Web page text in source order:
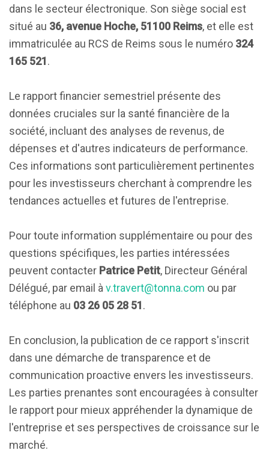
dans le secteur électronique. Son siège social est
situé au 36, avenue Hoche, 51100 Reims, et elle est
immatriculée au RCS de Reims sous le numéro 324
165 521.
Le rapport financier semestriel présente des
données cruciales sur la santé financière de la
société, incluant des analyses de revenus, de
dépenses et d'autres indicateurs de performance.
Ces informations sont particulièrement pertinentes
pour les investisseurs cherchant à comprendre les
tendances actuelles et futures de l'entreprise.
Pour toute information supplémentaire ou pour des
questions spécifiques, les parties intéressées
peuvent contacter Patrice Petit, Directeur Général
Délégué, par email à v.travert@tonna.com ou par
téléphone au 03 26 05 28 51.
En conclusion, la publication de ce rapport s'inscrit
dans une démarche de transparence et de
communication proactive envers les investisseurs.
Les parties prenantes sont encouragées à consulter
le rapport pour mieux appréhender la dynamique de
l'entreprise et ses perspectives de croissance sur le
marché.